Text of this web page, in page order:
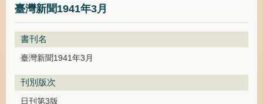
臺灣新聞1941年3月
書刊名
臺灣新聞1941年3月
刊別版次
日刊第3版